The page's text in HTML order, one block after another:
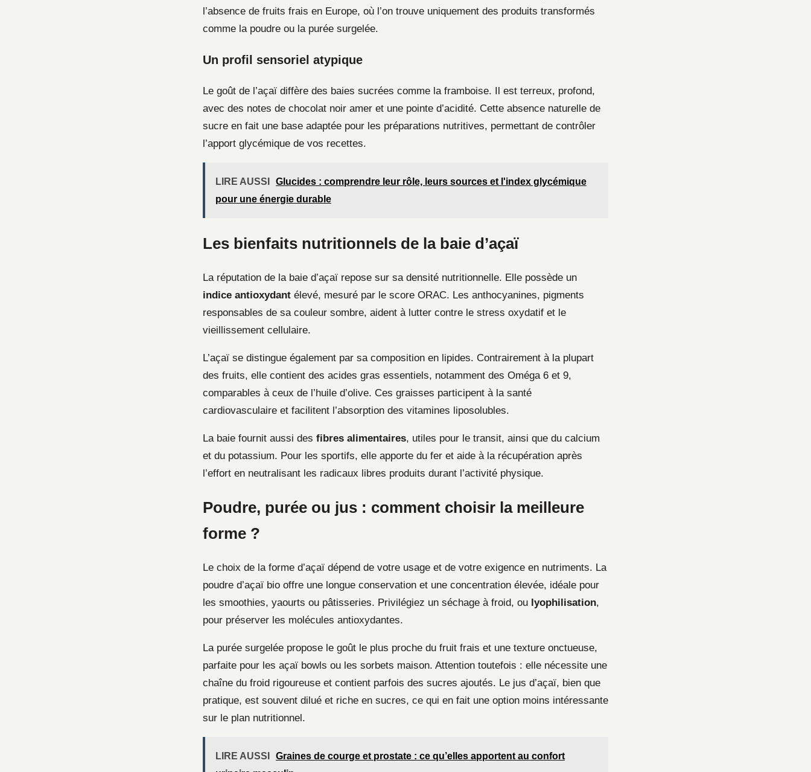
l’absence de fruits frais en Europe, où l’on trouve uniquement des produits transformés
comme la poudre ou la purée surgelée.
Un profil sensoriel atypique
Le goût de l’açaï diffère des baies sucrées comme la framboise. Il est terreux, profond,
avec des notes de chocolat noir amer et une pointe d’acidité. Cette absence naturelle de
sucre en fait une base adaptée pour les préparations nutritives, permettant de contrôler
l’apport glycémique de vos recettes.
LIRE AUSSI
Glucides : comprendre leur rôle, leurs sources et l'index glycémique
pour une énergie durable
Les bienfaits nutritionnels de la baie d’açaï
La réputation de la baie d’açaï repose sur sa densité nutritionnelle. Elle possède un
indice antioxydant élevé, mesuré par le score ORAC. Les anthocyanines, pigments
responsables de sa couleur sombre, aident à lutter contre le stress oxydatif et le
vieillissement cellulaire.
L’açaï se distingue également par sa composition en lipides. Contrairement à la plupart
des fruits, elle contient des acides gras essentiels, notamment des Oméga 6 et 9,
comparables à ceux de l’huile d’olive. Ces graisses participent à la santé
cardiovasculaire et facilitent l’absorption des vitamines liposolubles.
La baie fournit aussi des fibres alimentaires, utiles pour le transit, ainsi que du calcium
et du potassium. Pour les sportifs, elle apporte du fer et aide à la récupération après
l’effort en neutralisant les radicaux libres produits durant l’activité physique.
Poudre, purée ou jus : comment choisir la meilleure
forme ?
Le choix de la forme d’açaï dépend de votre usage et de votre exigence en nutriments. La
poudre d’açaï bio offre une longue conservation et une concentration élevée, idéale pour
les smoothies, yaourts ou pâtisseries. Privilégiez un séchage à froid, ou lyophilisation,
pour préserver les molécules antioxydantes.
La purée surgelée propose le goût le plus proche du fruit frais et une texture onctueuse,
parfaite pour les açaï bowls ou les sorbets maison. Attention toutefois : elle nécessite une
chaîne du froid rigoureuse et contient parfois des sucres ajoutés. Le jus d’açaï, bien que
pratique, est souvent dilué et riche en sucres, ce qui en fait une option moins intéressante
sur le plan nutritionnel.
LIRE AUSSI
Graines de courge et prostate : ce qu’elles apportent au confort